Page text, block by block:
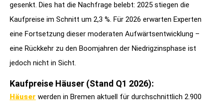
gesenkt. Dies hat die Nachfrage belebt: 2025 stiegen die
Kaufpreise im Schnitt um 2,3 %. Für 2026 erwarten Experten
eine Fortsetzung dieser moderaten Aufwärtsentwicklung –
eine Rückkehr zu den Boomjahren der Niedrigzinsphase ist
jedoch nicht in Sicht.
Kaufpreise Häuser (Stand Q1 2026):
Häuser werden in Bremen aktuell für durchschnittlich 2.900